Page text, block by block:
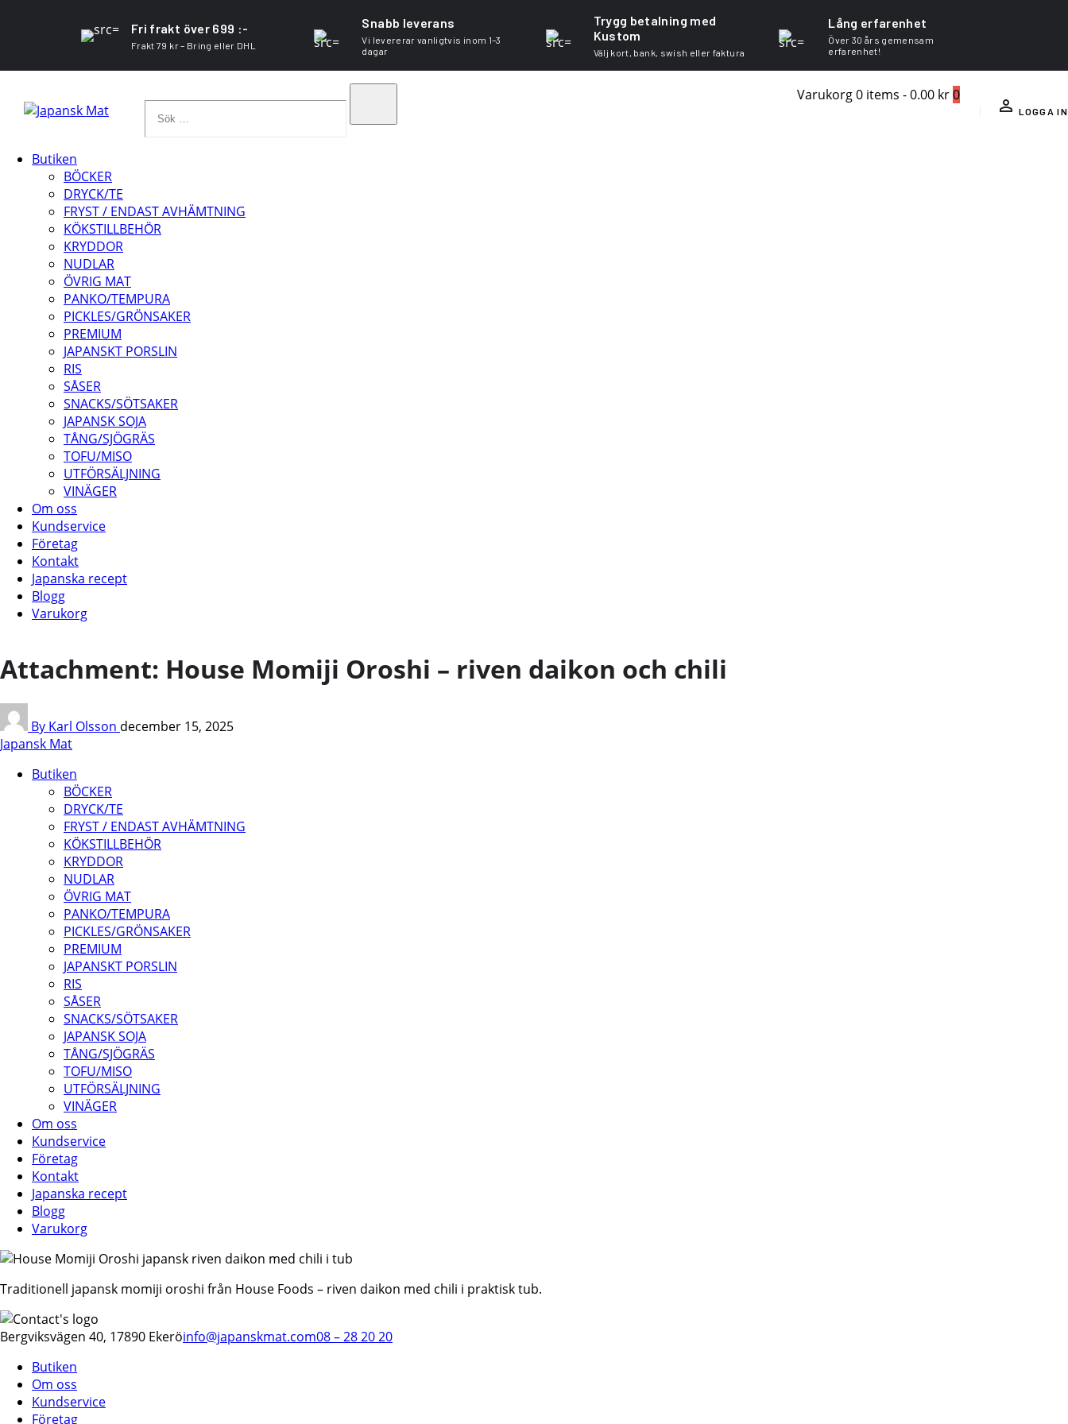
Fri frakt över 699 :-
Frakt 79 kr – Bring eller DHL
Snabb leverans
Vi levererar vanligtvis inom 1–3
dagar
Trygg betalning med
Kustom
Välj kort, bank, swish eller faktura
Lång erfarenhet
Över 30 års gemensam
erfarenhet!
Varukorg0 items -0.00 kr0
LOGGA IN
Butiken
BÖCKER
DRYCK/TE
FRYST / ENDAST AVHÄMTNING
KÖKSTILLBEHÖR
KRYDDOR
NUDLAR
ÖVRIG MAT
PANKO/TEMPURA
PICKLES/GRÖNSAKER
PREMIUM
JAPANSKT PORSLIN
RIS
SÅSER
SNACKS/SÖTSAKER
JAPANSK SOJA
TÅNG/SJÖGRÄS
TOFU/MISO
UTFÖRSÄLJNING
VINÄGER
Om oss
Kundservice
Företag
Kontakt
Japanska recept
Blogg
Varukorg
Attachment: House Momiji Oroshi – riven daikon och chili
By Karl Olsson december 15, 2025
Japansk Mat
Butiken
BÖCKER
DRYCK/TE
FRYST / ENDAST AVHÄMTNING
KÖKSTILLBEHÖR
KRYDDOR
NUDLAR
ÖVRIG MAT
PANKO/TEMPURA
PICKLES/GRÖNSAKER
PREMIUM
JAPANSKT PORSLIN
RIS
SÅSER
SNACKS/SÖTSAKER
JAPANSK SOJA
TÅNG/SJÖGRÄS
TOFU/MISO
UTFÖRSÄLJNING
VINÄGER
Om oss
Kundservice
Företag
Kontakt
Japanska recept
Blogg
Varukorg
Traditionell japansk momiji oroshi från House Foods – riven daikon med chili i praktisk tub.
Bergviksvägen 40, 17890 Ekeröinfo@japanskmat.com08 – 28 20 20
Butiken
Om oss
Kundservice
Företag